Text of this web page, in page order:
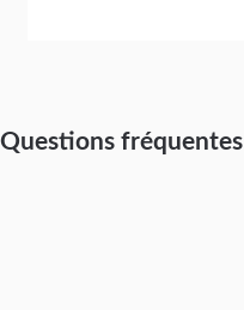
Questions fréquentes